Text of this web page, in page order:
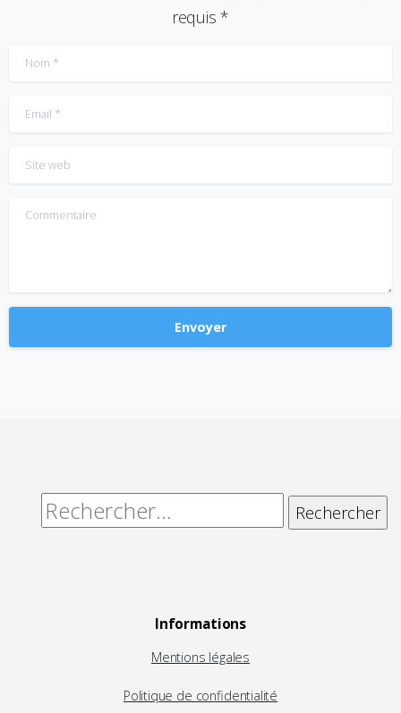
requis *
Nom*
Email*
Site web
Commentaire
Rechercher :
Informations
Mentions légales
Politique de confidentialité